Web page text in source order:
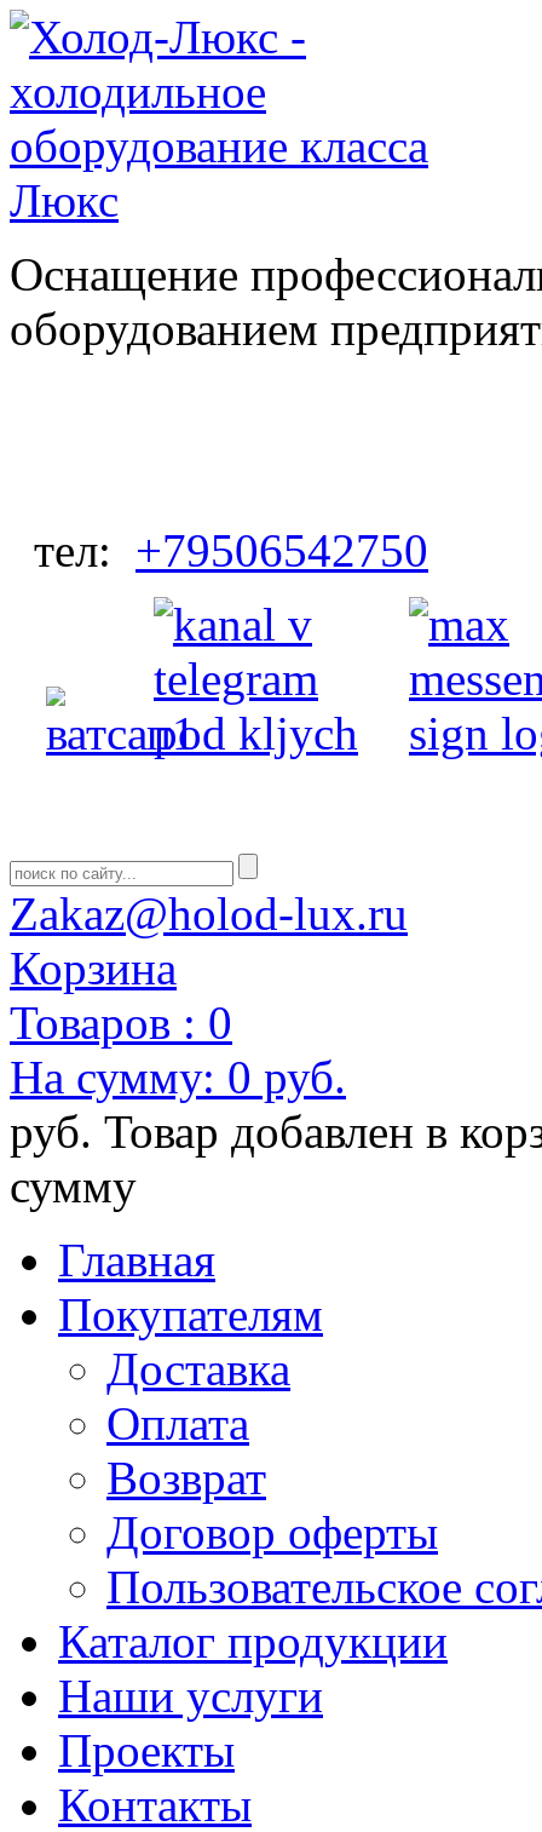
Оснащение
оборудованием
тел: +79506542750
Zakaz@holod-lux.ru
Корзина
Товаров : 0
На сумму: 0 руб.
руб. Товар добавлен в
сумму
Главная
Покупателям
Доставка
Оплата
Возврат
Договор оферты
Пользовательское
Каталог продукции
Наши услуги
Проекты
Контакты